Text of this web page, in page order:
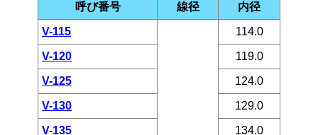
呼び番号 線径 内径
V-115 114.0
V-120 119.0
V-125 124.0
V-130 129.0
V-135 134.0